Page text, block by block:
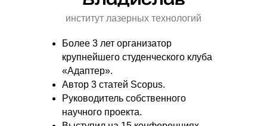
институт лазерных технологий
Более 3 лет организатор
крупнейшего студенческого клуба
«Адаптер».
Автор 3 статей Scopus.
Руководитель собственного
научного проекта.